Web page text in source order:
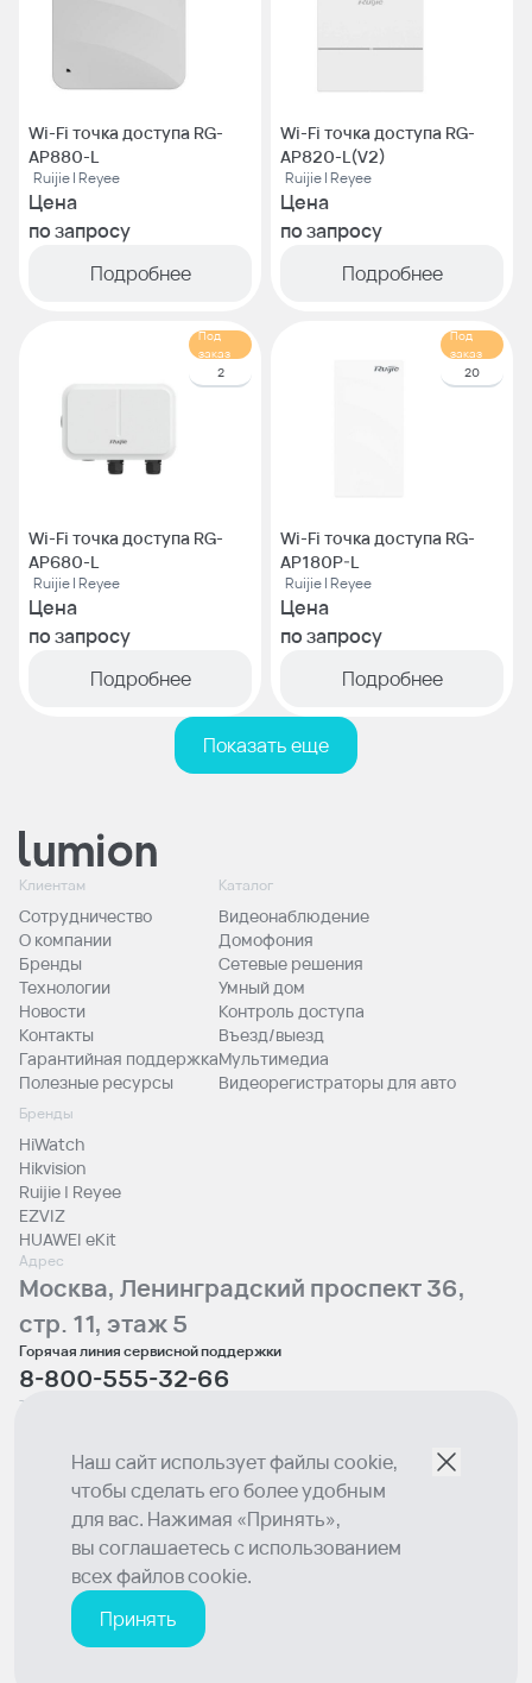
Wi-Fi точка доступа RG-
AP880-L
Ruijie | Reyee
Цена
по запросу
Подробнее
Wi-Fi точка доступа RG-
AP820-L(V2)
Ruijie | Reyee
Цена
по запросу
Подробнее
Под
заказ
2
Wi-Fi точка доступа RG-
AP680-L
Ruijie | Reyee
Цена
по запросу
Подробнее
Под
заказ
20
Wi-Fi точка доступа RG-
AP180P-L
Ruijie | Reyee
Цена
по запросу
Подробнее
Показать еще
Наш сайт использует файлы cookie,
чтобы сделать его более удобным
для вас. Нажимая «Принять»,
вы соглашаетесь с использованием
всех файлов cookie.
Принять
Клиентам
Сотрудничество
О компании
Бренды
Технологии
Новости
Контакты
Гарантийная поддержка
Полезные ресурсы
Каталог
Видеонаблюдение
Домофония
Сетевые решения
Умный дом
Контроль доступа
Въезд/выезд
Мультимедиа
Видеорегистраторы для авто
Бренды
HiWatch
Hikvision
Ruijie | Reyee
EZVIZ
HUAWEI eKit
Адрес
Москва, Ленинградский проспект 36,
стр. 11, этаж 5
Горячая линия сервисной поддержки
8-800-555-32-66
Телефон отдела продаж
sales@lumion.tech
Социальные сети
© 2026 Lumion
Политика конфиденциальности
© Вся информация о товарах и ценах, размещенная на сайте, носит
исключительно информационный характер и ни при каких условиях не
является публичной офертой согласно определению ст. 437 ГК РФ.